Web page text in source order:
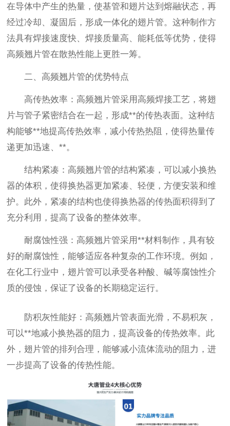
在导体中产生的热量，使基管和翅片达到熔融状态，再
经过冷却、凝固后，形成一体化的翅片管。这种制作方
法具有焊接速度快、焊接质量高、能耗低等优势，使得
高频翘片管在散热性能上更胜一筹。
二、高频翘片管的优势特点
高传热效率：高频翘片管采用高频焊接工艺，将翅
片与管子紧密结合在一起，形成**的传热表面。这种结
构能够**地提高传热效率，减小传热热阻，使得热量传
递更加迅速、**。
结构紧凑：高频翘片管的结构紧凑，可以减小换热
器的体积，使得换热器更加紧凑、轻便，方便安装和维
护。此外，紧凑的结构也使得换热器的传热面积得到了
充分利用，提高了设备的整体效率。
耐腐蚀性强：高频翘片管采用**材料制作，具有较
好的耐腐蚀性，能够适应各种复杂的工作环境。例如，
在化工行业中，翅片管可以承受各种酸、碱等腐蚀性介
质的侵蚀，保证了设备的长期稳定运行。
防积灰性能好：高频翘片管表面光滑，不易积灰，
可以**地减小换热器的阻力，提高设备的传热效率。此
外，翅片管的排列合理，能够减小流体流动的阻力，进
一步提高了设备的传热性能。